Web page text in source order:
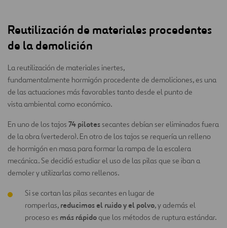
Reutilización de materiales procedentes
de la demolición
La reutilización de materiales inertes,
fundamentalmente hormigón procedente de demoliciones, es una
de las actuaciones más favorables tanto desde el punto de
vista ambiental como económico.
En uno de los tajos 74 pilotessecantes debían ser eliminados fuera
de la obra (vertedero). En otro de los tajos se requería un relleno
de hormigón en masa para formar la rampa de la escalera
mecánica. Se decidió estudiar el uso de las pilas que se iban a
demoler y utilizarlas como rellenos.
Si se cortan las pilas secantes en lugar de
romperlas, reducimos el ruido y el polvo, y además el
proceso es más rápidoque los métodos de ruptura estándar.